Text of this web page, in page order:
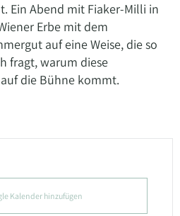
Ein Abend mit Fiaker-Milli in
Erbe mit dem
auf eine Weise, die so
fragt, warum diese
die Bühne kommt.
Kalender hinzufügen